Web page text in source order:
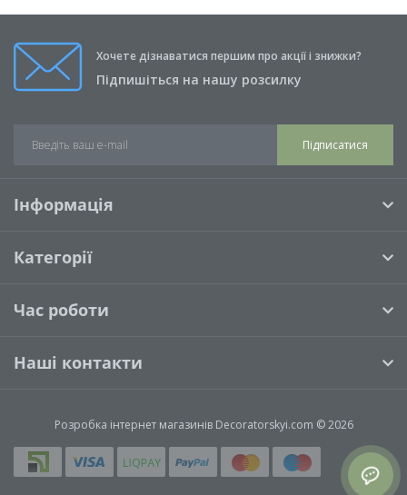
Хочете дізнаватися першим про акції і знижки?
Підпишіться на нашу розсилку
Підписатися
Інформація
Категорії
Час роботи
Наші контакти
Розробка інтернет магазинівDecoratorskyi.com © 2026